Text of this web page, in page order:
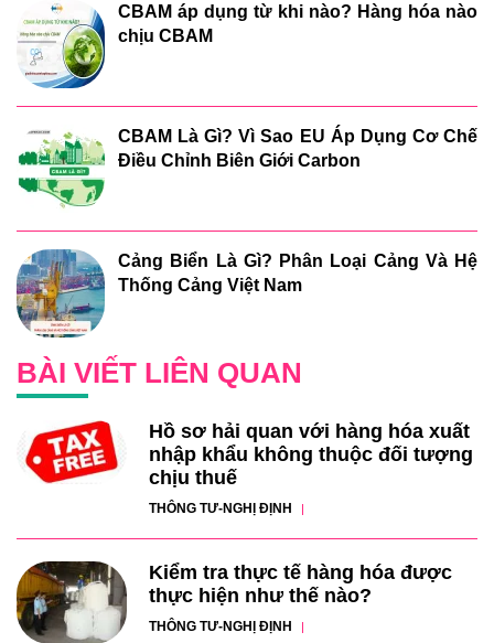
CBAM áp dụng từ khi nào? Hàng hóa nào
chịu CBAM
CBAM Là Gì? Vì Sao EU Áp Dụng Cơ Chế
Điều Chỉnh Biên Giới Carbon
Cảng Biển Là Gì? Phân Loại Cảng Và Hệ
Thống Cảng Việt Nam
BÀI VIẾT LIÊN QUAN
Hồ sơ hải quan với hàng hóa xuất
nhập khẩu không thuộc đối tượng
chịu thuế
THÔNG TƯ-NGHỊ ĐỊNH
Kiểm tra thực tế hàng hóa được
thực hiện như thế nào?
THÔNG TƯ-NGHỊ ĐỊNH